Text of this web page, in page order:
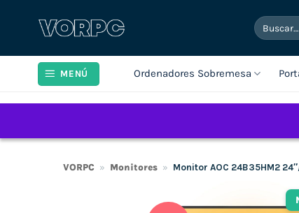
Buscar
por:
MENÚ Ordenadores Sobremesa
VORPC » Monitores » Monitor AOC 24B35HM2